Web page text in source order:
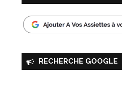
RECHERCHE GOOGLE